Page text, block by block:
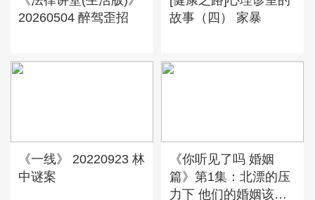
20260504 醉驾歪招
故事（四） 家暴
《一线》 20220923 林
中谜案
《你听见了吗 婚姻
篇》第1集：北漂的压
力下 他们的婚姻该何